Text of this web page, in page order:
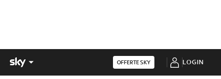
OFFERTE SKY LOGIN